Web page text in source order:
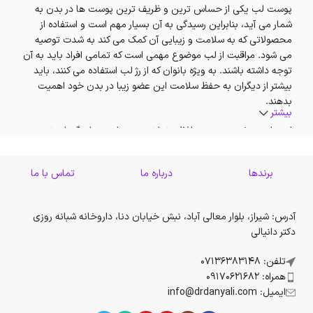
پوست لب یکی از حساس ترین و ظریف ترین پوست ها در بدن به
شمار می آید، بنابراین رسیدگی به آن بسیار مهم است و استفاده از
محصولاتی که به سلامت و زیبایی آن کمک می کند به شدت توصیه
می شود. مراقبت از لب موضوع مهمی است که تمامی افراد باید به آن
توجه داشته باشند. به ویژه بانوان که از رژ لب استفاده می کنند، باید
بیشتر از دیگران به حفظ سلامت این عضو زیبا در بدن خود اهمیت
بدهند.
لب‌ها هیچ غده چربی محافظی ندارند و در برابر سرما و گرما و نور
زودتر چین و چین های ریز در اطراف آن ایجاد می‌شود.
محافظت از پوست لب، رطوبت رسان و لطافت بخش لب ها هستند.
مراقبت از لب به شما کمک می‌کند که لبها تغذیه و مرطوب شوند.
های سطحی و عمقی پوست لب دارند. با استفاده از این محصولات
می‌توانید از لب های تان از نظر ظاهری مراقبت کنید تا مرطوب و سالم
بمانند و ظاهر جوانتری داشته باشید. به طور کلی، محافظ و رطوبت
بیشتر
برندها درباره ما تماس با ما
آدرس: شیراز، بلوار معالی آباد، نبش خیابان دنا، داروخانه شبانه روزی
دکتر دانیالی
تلفن: 07136383148
همراه: 09170621682
ایمیل: info@drdanyali.com